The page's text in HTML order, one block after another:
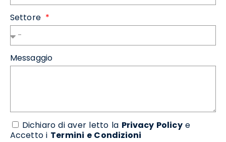
Settore
Messaggio
Dichiaro di aver letto la Privacy Policye
Accetto i Termini e Condizioni